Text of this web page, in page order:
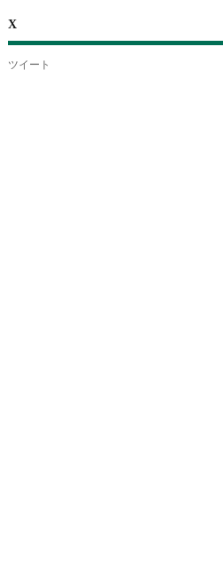
X
ツイート